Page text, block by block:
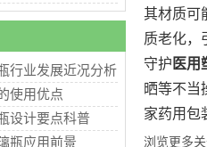
其材质可
质老化，
守护 医用
晒等不当
家药用包
浏览更多
行业发展近况分析
使用优点
设计要点科普
瓶应用前景